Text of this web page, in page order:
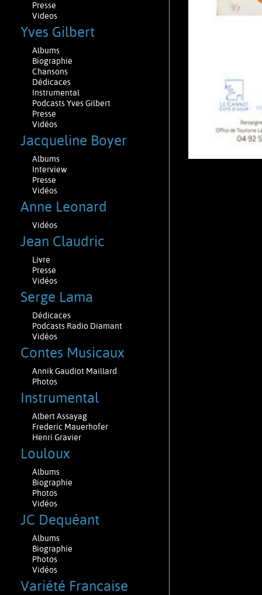
Presse
Videos
Yves Gilbert
Albums
Biographie
Chansons
Dédicaces
Instrumental
Podcasts Yves Gilbert
Presse
Vidéos
Jacqueline Boyer
Albums
Interview
Presse
Vidéos
Anne Leonard
Vidéos
Jean Claudric
Livre
Presse
Vidéos
Serge Lama
Dédicaces
Podcasts Radio Diamant
Vidéos
Contes Musicaux
Annik Gaudiot Maillard
Photos
Instrumental
Albert Assayag
Frederic Mauerhofer
Henri Gravier
Louloux
Albums
Biographie
Photos
Vidéos
JC Dequéant
Albums
Biographie
Photos
Vidéos
Variété Francaise